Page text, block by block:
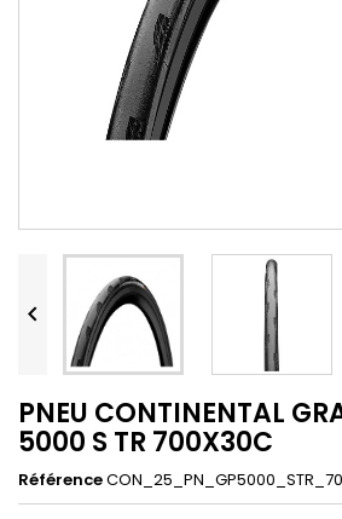

PNEU CONTINENTAL
5000 S TR 700X30C
Référence